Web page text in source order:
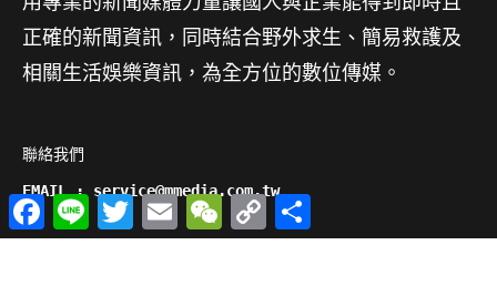
正確的新聞資訊，同時結合野外求生、簡易救護及
相關生活娛樂資訊，為全方位的數位傳媒。
聯絡我們
EMAIL : service@mmedia.com.tw
Facebook
Line TwitterEmailWeChat
Copy
Link